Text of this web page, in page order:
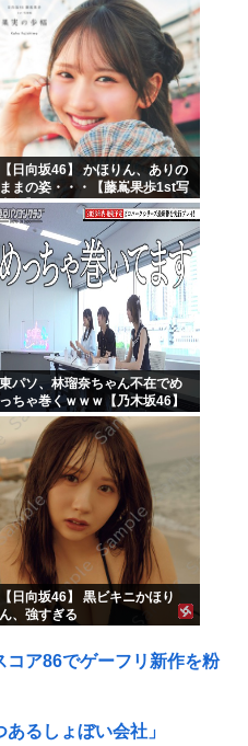
【日向坂46】 かほりん、ありの
ままの姿・・・【藤嶌果歩1st写
真集】
東パソ、林瑠奈ちゃん不在でめ
っちゃ巻くｗｗｗ【乃木坂46】
【日向坂46】 黒ビキニかほり
ん、強すぎる
ア86でゲーフリ新作を粉
るしょぼい会社」